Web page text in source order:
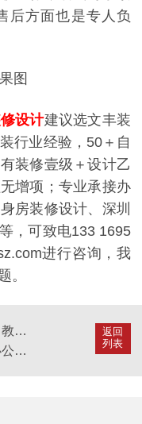
后方面也是专人负
设计建议选文丰装
行业经验， 50＋自
装修壹级＋设计乙
增项；专业承接办
房装修设计、深圳
，可致电133 1695
进行咨询，我
。
返回
列表
【厂房装修】深圳公装公司教你如何计算深圳厂房装修费用
深圳室内设计公司：小型办公室装修如何设计